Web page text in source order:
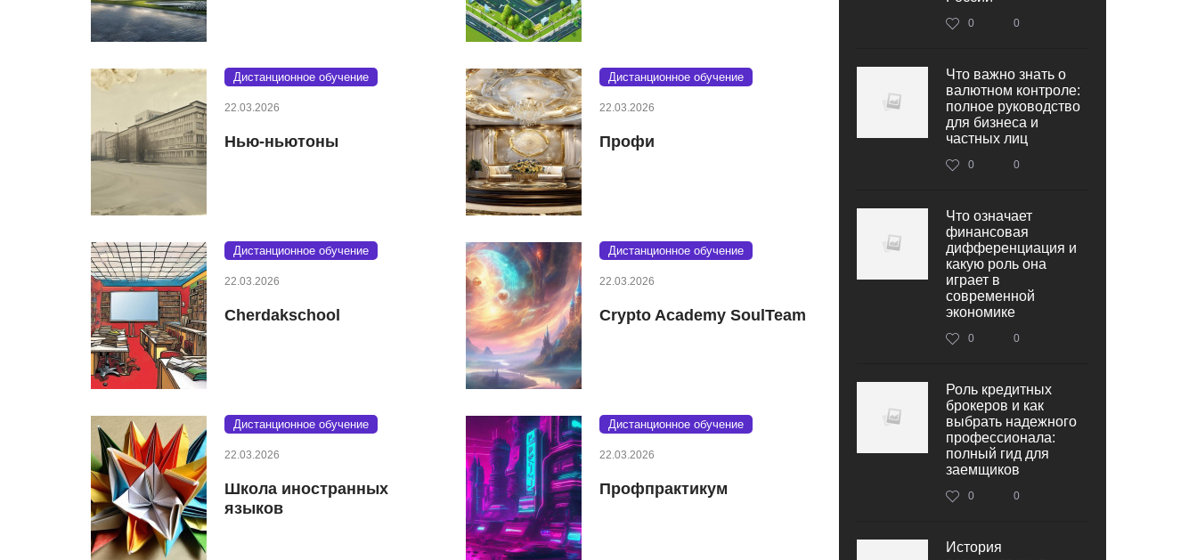
Дистанционное обучение
22.03.2026
Нью-ньютоны
Дистанционное обучение
22.03.2026
Профи
Дистанционное обучение
22.03.2026
Cherdakschool
Дистанционное обучение
22.03.2026
Crypto Academy SoulTeam
Дистанционное обучение
22.03.2026
Школа иностранных
языков
Дистанционное обучение
22.03.2026
Профпрактикум
0 0
Что важно знать о
валютном контроле:
полное руководство
для бизнеса и
частных лиц
0 0
Что означает
финансовая
дифференциация и
какую роль она
играет в
современной
экономике
0 0
Роль кредитных
брокеров и как
выбрать надежного
профессионала:
полный гид для
заемщиков
0 0
История